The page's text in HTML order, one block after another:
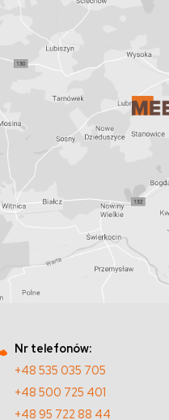
Nr telefonów:
+48 535 035 705
+48 500 725 401
+48 95 722 88 44